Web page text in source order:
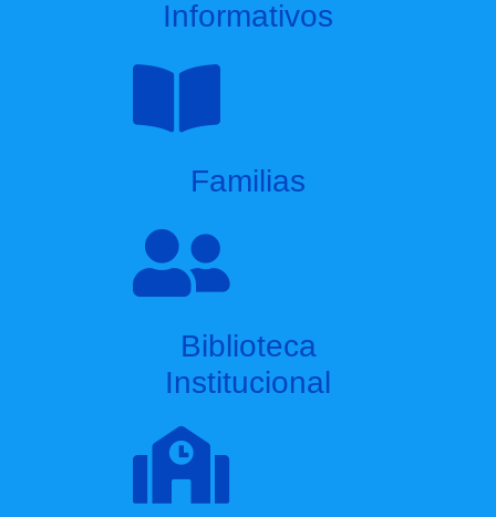
Informativos
Familias
Biblioteca
Institucional